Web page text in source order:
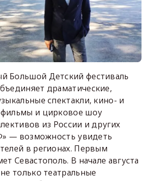
Большой Детский фестиваль
драматические,
спектакли, кино- и
и цирковое шоу
из России и других
— возможность увидеть
в регионах. Первым
Севастополь. В начале августа
только театральные